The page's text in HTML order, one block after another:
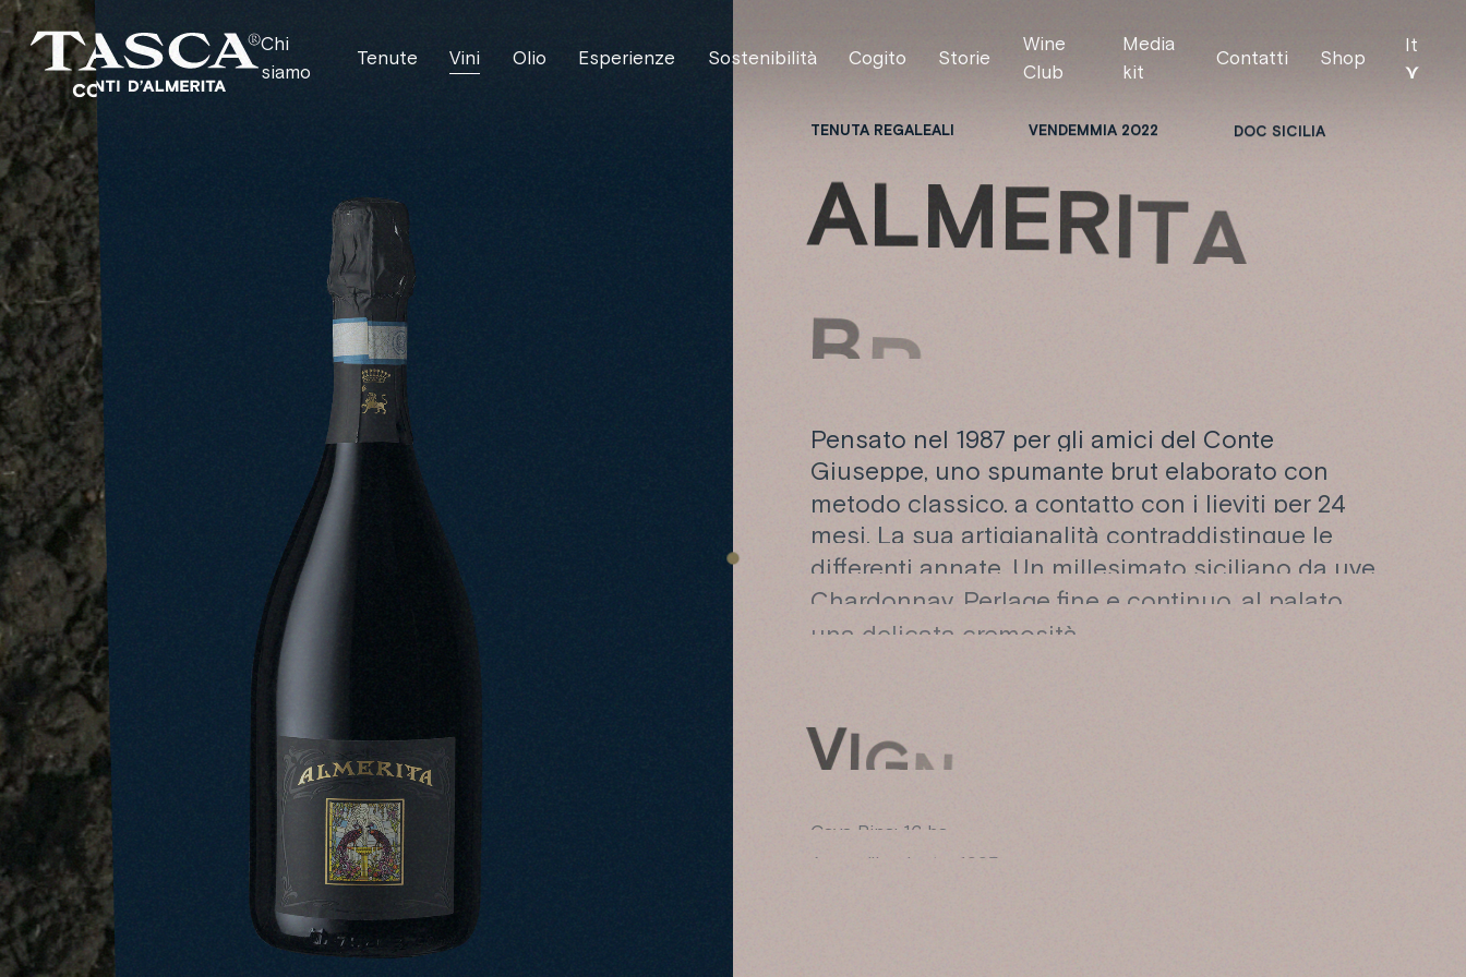
Chi
siamo
Tenute Vini Olio Esperienze Sostenibilità Cogito Storie
Wine
Club
Media
kit
Contatti Shop
It
⋎
TENUTA REGALEALI VENDEMMIA 2022 DOC SICILIA
ALMERITA
BR
Pensato nel 1987 per gli amici del Conte
Giuseppe, uno spumante brut elaborato con
metodo classico, a contatto con i lieviti per 24
mesi. La sua artigianalità contraddistingue le
differenti annate. Un millesimato siciliano da uve
Chardonnay. Perlage fine e continuo, al palato
una delicata cremosità.
VIGN